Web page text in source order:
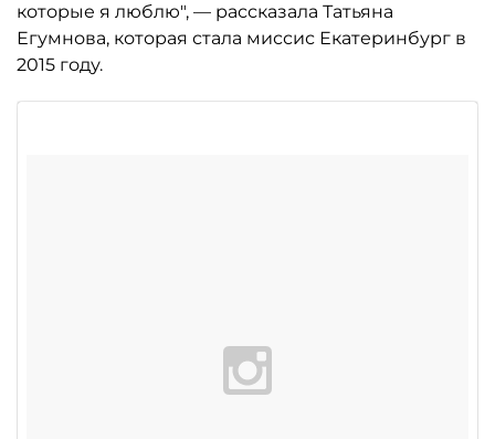
которые я люблю", — рассказала Татьяна
Егумнова, которая стала миссис Екатеринбург в
2015 году.